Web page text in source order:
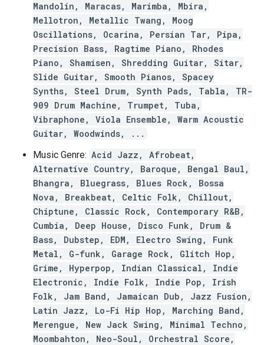
Mandolin, Maracas, Marimba, Mbira,
Mellotron, Metallic Twang, Moog
Oscillations, Ocarina, Persian Tar, Pipa,
Precision Bass, Ragtime Piano, Rhodes
Piano, Shamisen, Shredding Guitar, Sitar,
Slide Guitar, Smooth Pianos, Spacey
Synths, Steel Drum, Synth Pads, Tabla, TR-
909 Drum Machine, Trumpet, Tuba,
Vibraphone, Viola Ensemble, Warm Acoustic
Guitar, Woodwinds, ...
Music Genre: Acid Jazz, Afrobeat,
Alternative Country, Baroque, Bengal Baul,
Bhangra, Bluegrass, Blues Rock, Bossa
Nova, Breakbeat, Celtic Folk, Chillout,
Chiptune, Classic Rock, Contemporary R&B,
Cumbia, Deep House, Disco Funk, Drum &
Bass, Dubstep, EDM, Electro Swing, Funk
Metal, G-funk, Garage Rock, Glitch Hop,
Grime, Hyperpop, Indian Classical, Indie
Electronic, Indie Folk, Indie Pop, Irish
Folk, Jam Band, Jamaican Dub, Jazz Fusion,
Latin Jazz, Lo-Fi Hip Hop, Marching Band,
Merengue, New Jack Swing, Minimal Techno,
Moombahton, Neo-Soul, Orchestral Score,